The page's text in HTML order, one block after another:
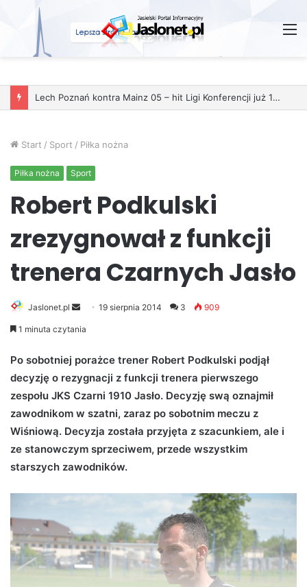
Start / Sport / Piłka nożna
Piłka nożna Sport
Robert Podkulski
zrezygnował z funkcji
trenera Czarnych Jasło
Jaslonet.pl
e
d
a
a
i
l
19 sierpnia 2014 3 909
1 minuta czytania
Po sobotniej porażce trener Robert Podkulski podjął
decyzję o rezygnacji z funkcji trenera pierwszego
zespołu JKS Czarni 1910 Jasło. Decyzję swą oznajmił
zawodnikom w szatni, zaraz po sobotnim meczu z
Wiśniową. Decyzja została przyjęta z szacunkiem, ale i
ze stanowczym sprzeciwem, przede wszystkim
starszych zawodników.